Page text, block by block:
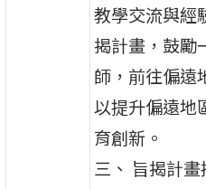
教學交流與經
揭計畫，鼓勵
師，前往偏遠
以提升偏遠地
育創新。
三、 旨揭計